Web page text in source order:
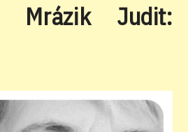
Mrázik Judit: